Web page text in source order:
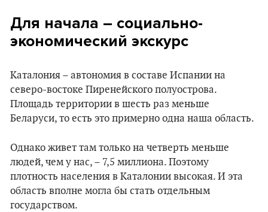
Для начала – социально-
экономический экскурс
Каталония – автономия в составе Испании на
северо-востоке Пиренейского полуострова.
Площадь территории в шесть раз меньше
Беларуси, то есть это примерно одна наша область.
Однако живет там только на четверть меньше
людей, чем у нас, – 7,5 миллиона. Поэтому
плотность населения в Каталонии высокая. И эта
область вполне могла бы стать отдельным
государством.